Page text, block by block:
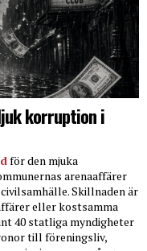
korruption i
för den mjuka
arenaaffärer
Skillnaden är
eller kostsamma
40 statliga myndigheter
till föreningsliv,